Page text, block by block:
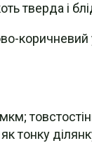
тверда і
коричневий
тонку